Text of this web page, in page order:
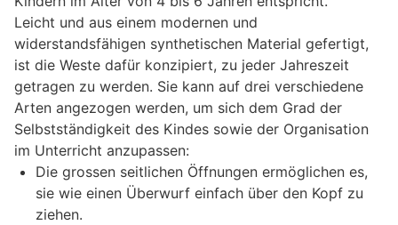
Leicht und aus einem modernen und
widerstandsfähigen synthetischen Material gefertigt,
ist die Weste dafür konzipiert, zu jeder Jahreszeit
getragen zu werden. Sie kann auf drei verschiedene
Arten angezogen werden, um sich dem Grad der
Selbstständigkeit des Kindes sowie der Organisation
im Unterricht anzupassen:
Die grossen seitlichen Öffnungen ermöglichen es,
sie wie einen Überwurf einfach über den Kopf zu
ziehen.